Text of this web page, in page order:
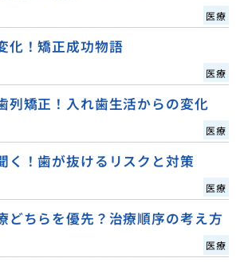
医療
化！矯正成功物語
医療
列矯正！入れ歯生活からの変化
医療
く！歯が抜けるリスクと対策
医療
どちらを優先？治療順序の考え方
医療